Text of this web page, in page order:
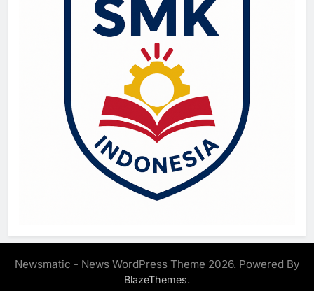
Newsmatic - News WordPress Theme 2026. Powered By
BlazeThemes.